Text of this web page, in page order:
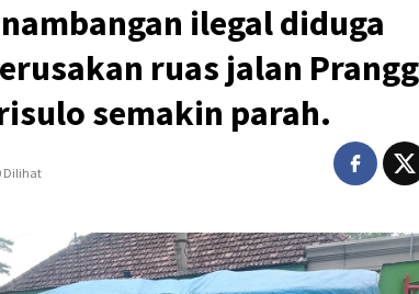
ilegal diduga
ruas jalan
semakin parah.
Dilihat